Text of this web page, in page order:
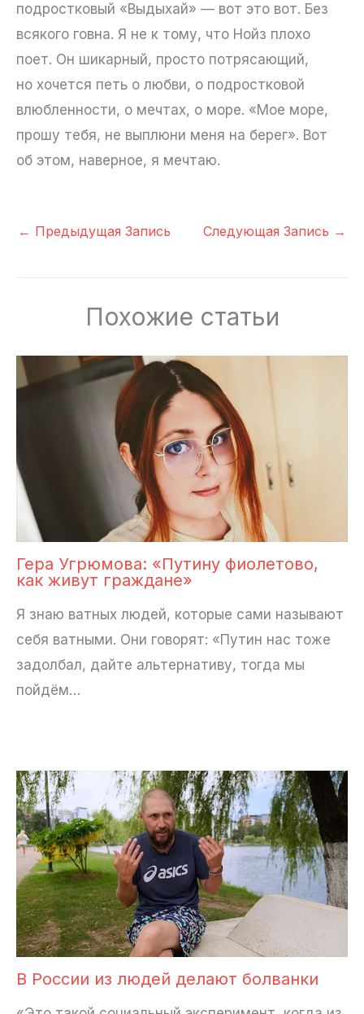
подростковый «Выдыхай» — вот это вот. Без
всякого говна. Я не к тому, что Нойз плохо
поет. Он шикарный, просто потрясающий,
но хочется петь о любви, о подростковой
влюбленности, о мечтах, о море. «Мое море,
прошу тебя, не выплюни меня на берег». Вот
об этом, наверное, я мечтаю.
← Предыдущая Запись Следующая Запись →
Похожие статьи
Гера Угрюмова: «Путину фиолетово,
как живут граждане»
Я знаю ватных людей, которые сами называют
себя ватными. Они говорят: «Путин нас тоже
задолбал, дайте альтернативу, тогда мы
пойдём…
В России из людей делают болванки